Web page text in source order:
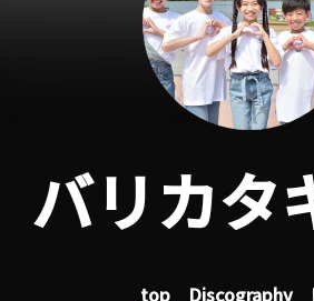
バリカタ
top Discography